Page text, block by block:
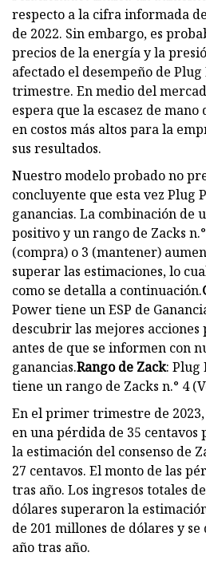
respecto a la cifra informada
de 2022. Sin embargo, es
precios de la energía y la
afectado el desempeño de
trimestre. En medio del
espera que la escasez de
en costos más altos para la
sus resultados.
Nuestro modelo probado no
concluyente que esta vez Plug
ganancias. La combinación de
positivo y un rango de Zacks
(compra) o 3 (mantener)
superar las estimaciones, lo
como se detalla a continuación.
Power tiene un ESP de
descubrir las mejores
antes de que se informen con
ganancias.Rango de Zack: Plug
tiene un rango de Zacks n.° 4
En el primer trimestre de
en una pérdida de 35 centavos
la estimación del consenso de
27 centavos. El monto de las
tras año. Los ingresos totales
dólares superaron la
de 201 millones de dólares y
año tras año.